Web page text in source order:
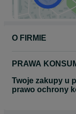
O FIRMIE
PRAWA
Twoje zakupy u
prawo ochrony